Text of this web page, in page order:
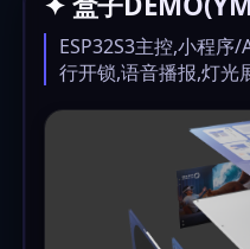
ESP32S3主控,小程序
行开锁,语音播报,灯光